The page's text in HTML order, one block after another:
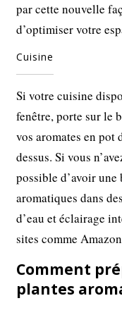
par cette nouvelle
d’optimiser votre
Cuisine
Si votre cuisine
fenêtre, porte sur le
vos aromates en
dessus. Si vous
possible d’avoir
aromatiques dans
d’eau et éclairage
sites comme Amazon
Comment
plantes